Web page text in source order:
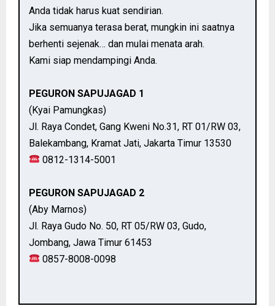
Anda tidak harus kuat sendirian.
Jika semuanya terasa berat, mungkin ini saatnya
berhenti sejenak… dan mulai menata arah.
Kami siap mendampingi Anda.
PEGURON SAPUJAGAD 1
(Kyai Pamungkas)
Jl. Raya Condet, Gang Kweni No.31, RT 01/RW 03,
Balekambang, Kramat Jati, Jakarta Timur 13530
0812-1314-5001
PEGURON SAPUJAGAD 2
(Aby Marnos)
Jl. Raya Gudo No. 50, RT 05/RW 03, Gudo,
Jombang, Jawa Timur 61453
0857-8008-0098